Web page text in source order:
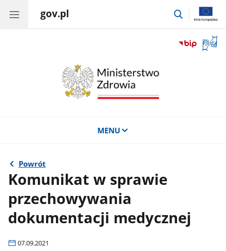
gov.pl
przejdź
okno
MENU
Powrót
Komunikat w sprawie
przechowywania
dokumentacji medycznej
07.09.2021